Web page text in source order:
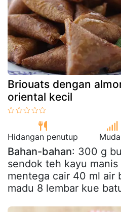
Briouats dengan
oriental kecil
Hidangan penutup
Bahan-bahan: 300 g
sendok teh kayu
mentega cair 40 ml air
madu 8 lembar kue